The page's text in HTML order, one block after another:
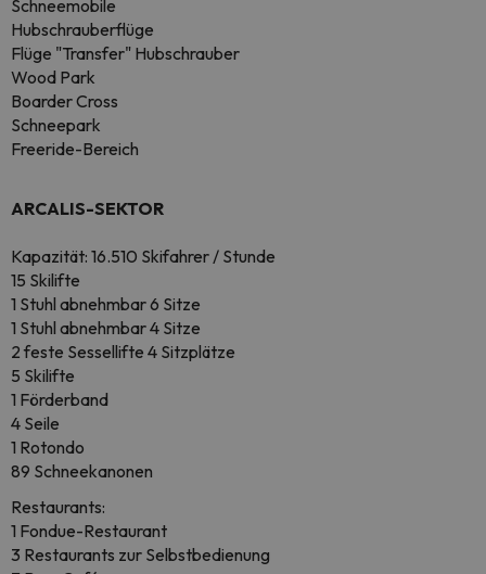
Schneemobile
Hubschrauberflüge
Flüge "Transfer" Hubschrauber
Wood Park
Boarder Cross
Schneepark
Freeride-Bereich
ARCALIS-SEKTOR
Kapazität: 16.510 Skifahrer / Stunde
15 Skilifte
1 Stuhl abnehmbar 6 Sitze
1 Stuhl abnehmbar 4 Sitze
2 feste Sessellifte 4 Sitzplätze
5 Skilifte
1 Förderband
4 Seile
1 Rotondo
89 Schneekanonen
Restaurants:
1 Fondue-Restaurant
3 Restaurants zur Selbstbedienung